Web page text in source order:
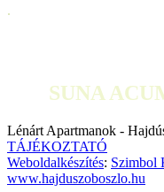
.
SUNA
Lénárt Apartmanok -
TÁJÉKOZTATÓ
Weboldalkészítés: Szimbol
www.hajduszoboszlo.hu